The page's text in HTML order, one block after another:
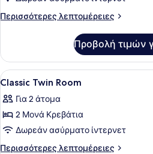
Superior
Περισσότερες λεπτομέρειες
Περισσότερες
Twin
Room
Προβολή τιμών
Προβολή
όλων
των
φωτογραφιών
για
Classic
4
Classic Twin Room
Για 2 άτομα
2 Μονά Κρεβάτια
Δωρεάν ασύρματο ίντερνετ
Περισσότερες λεπτομέρειες
Περισσότερες